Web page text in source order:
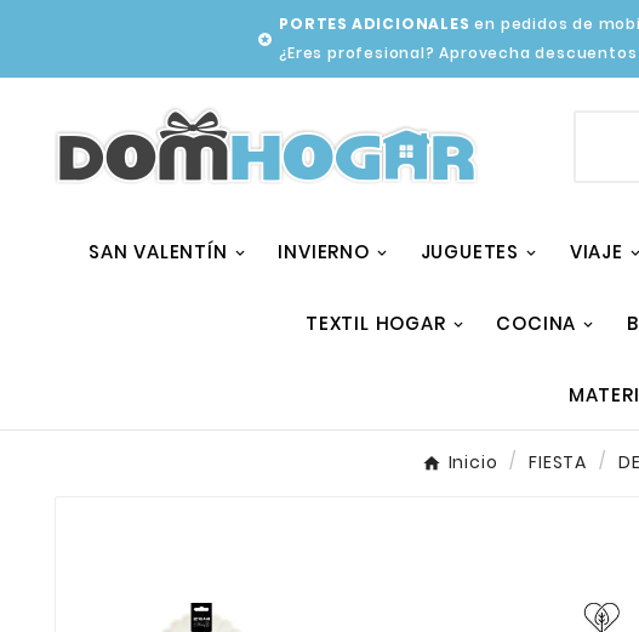

PORTES ADICIONALES en pedidos de
¿Eres profesional? Aprovecha
SAN VALENTÍN INVIERNO JUGUETES VIAJE
TEXTIL HOGAR COCINA
Inicio FIESTA